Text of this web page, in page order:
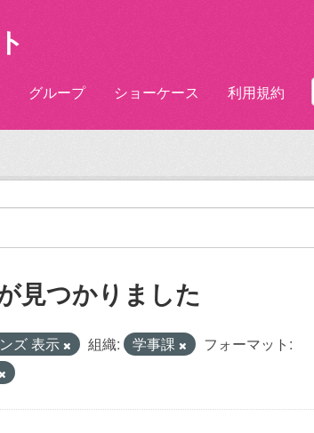
グループ ショーケース 利用規約
見つかりました
ズ 表示 組織: 学事課
フォーマット: